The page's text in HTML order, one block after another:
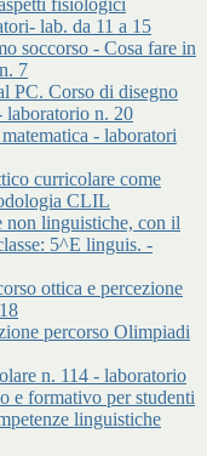
fisiologici
lab. da 11 a 15
soccorso - Cosa fare in
7
PC. Corso di disegno
n. 20
- laboratori
curricolare come
CLIL
non linguistiche, con il
5^E linguis. -
ottica e percezione
percorso Olimpiadi
n. 114 - laboratorio
e formativo per studenti
linguistiche